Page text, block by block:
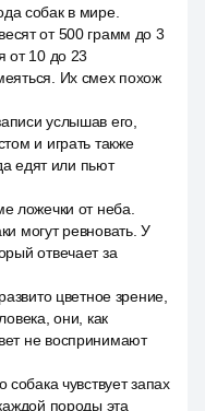
собак в мире.
от 500 грамм до 3
от 10 до 23
Их смех похож
услышав его,
и играть также
едят или пьют
ложечки от неба.
могут ревновать. У
отвечает за
цветное зрение,
они, как
не воспринимают
собака чувствует запах
породы эта